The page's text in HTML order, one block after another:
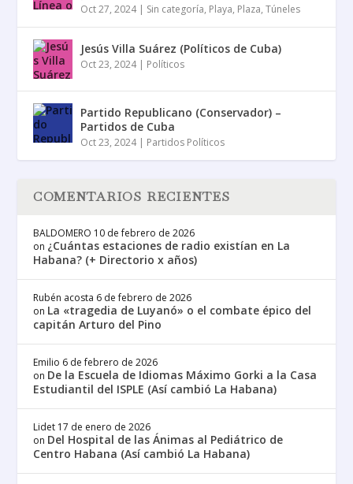
Oct 27, 2024| Sin categoría, Playa, Plaza,Túneles
Jesús Villa Suárez (Políticos de Cuba)
Oct 23, 2024| Políticos
Partido Republicano (Conservador) –
Partidos de Cuba
Oct 23, 2024| Partidos Políticos
COMENTARIOS RECIENTES
BALDOMERO 10 de febrero de 2026
on ¿Cuántas estaciones de radio existían en La
Habana? (+ Directorio x años)
Rubén acosta 6 de febrero de 2026
on La «tragedia de Luyanó» o el combate épico del
capitán Arturo del Pino
Emilio 6 de febrero de 2026
on De la Escuela de Idiomas Máximo Gorki a la Casa
Estudiantil del ISPLE (Así cambió La Habana)
Lidet 17 de enero de 2026
on Del Hospital de las Ánimas al Pediátrico de
Centro Habana (Así cambió La Habana)